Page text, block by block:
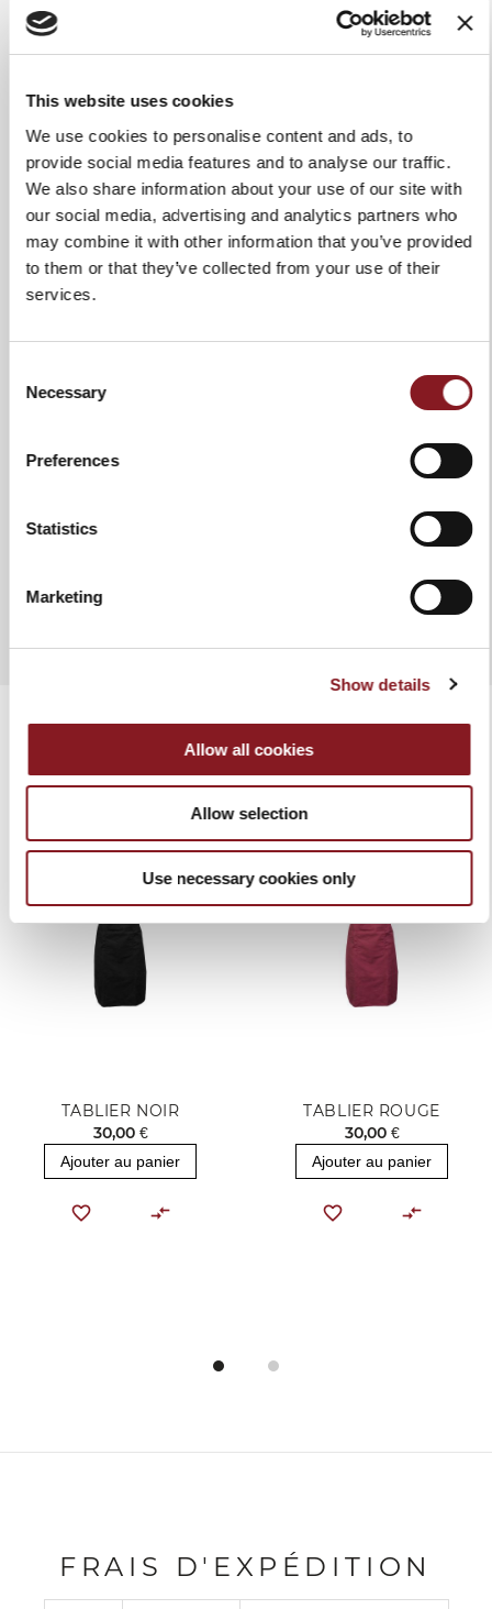
This website uses cookies
We use cookies to personalise content and ads, to
provide social media features and to analyse our traffic.
We also share information about your use of our site with
our social media, advertising and analytics partners who
may combine it with other information that you’ve provided
to them or that they’ve collected from your use of their
services.
Selection
Necessary
Preferences
Statistics
Marketing
Show details
Allow all cookies
Allow selection
Use necessary cookies only
Capacité de découpe
Détails
Transmission par engrenages,
rouge, protection de l'opérateur
en plexiglass, réservoir frontal de
remplissage d'huile de
lubrification, profil Superglide® de
la plaque de jauge à double vague,
support de produit amovible en
aluminium avec embouts en acier
inclus, avec un seul mouvement
FICHE TECHNIQUE
PRODUITS APPARENTÉS
TABLIER NOIR
30,00 €
Ajouter au panier
TABLIER ROUGE
30,00 €
Ajouter au panier
FRAIS D'EXPÉDITION